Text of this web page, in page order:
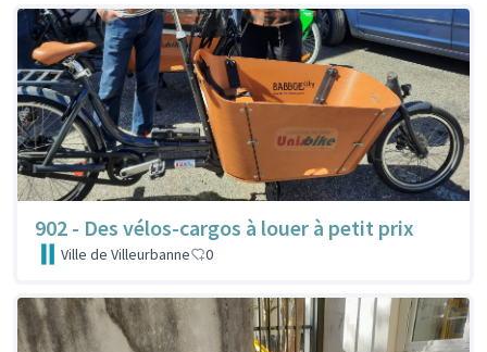
902 - Des vélos-cargos à louer à petit prix
Ville de Villeurbanne 0